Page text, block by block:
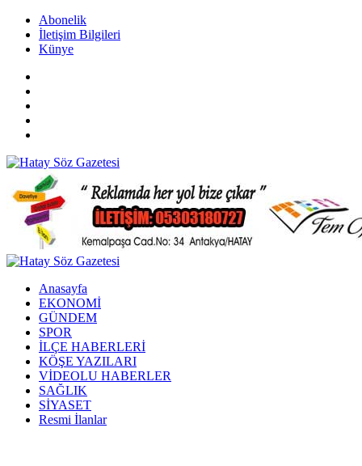
Abonelik
İletişim Bilgileri
Künye
Anasayfa
EKONOMİ
GÜNDEM
SPOR
İLÇE HABERLERİ
KÖŞE YAZILARI
VİDEOLU HABERLER
SAĞLIK
SİYASET
Resmi İlanlar